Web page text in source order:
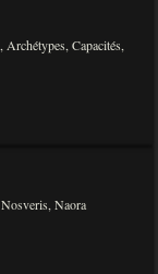
, Archétypes, Capacités,
Nosveris, Naora